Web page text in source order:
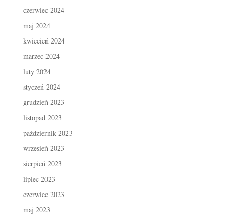
czerwiec 2024
maj 2024
kwiecień 2024
marzec 2024
luty 2024
styczeń 2024
grudzień 2023
listopad 2023
październik 2023
wrzesień 2023
sierpień 2023
lipiec 2023
czerwiec 2023
maj 2023